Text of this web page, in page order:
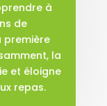
à
de
première
la
et éloigne
repas.